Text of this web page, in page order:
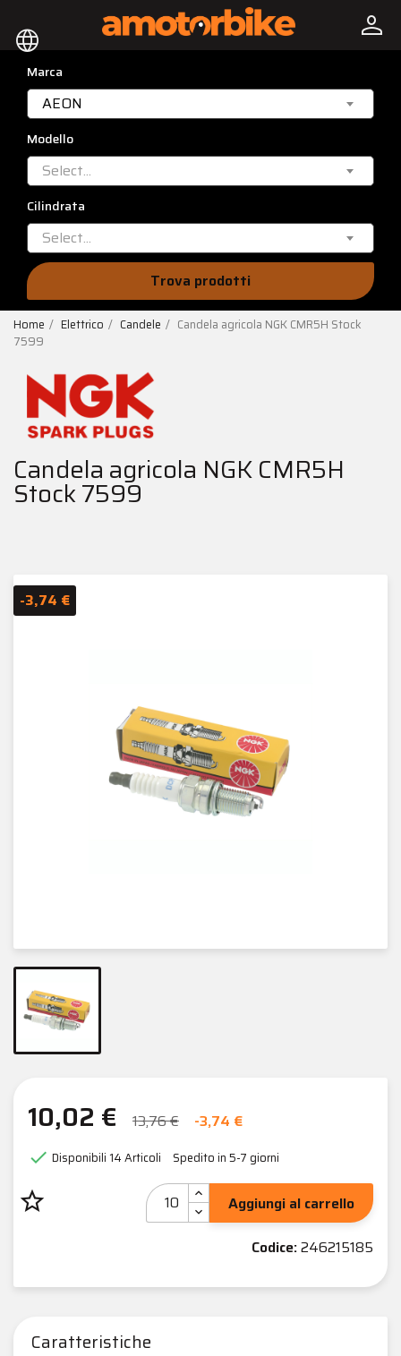
language person
Marca
AEON
Modello
Select...
Cilindrata
Select...
Trova prodotti
Home Elettrico Candele
Candela agricola NGK CMR5H Stock
7599
Candela agricola NGK CMR5H
Stock 7599
-3,74 €
10,02 € 13,76 € -3,74 €
 Disponibili 14 Articoli Spedito in 5-7 giorni
star_border
Aggiungi al carrello
Codice:246215185
Caratteristiche